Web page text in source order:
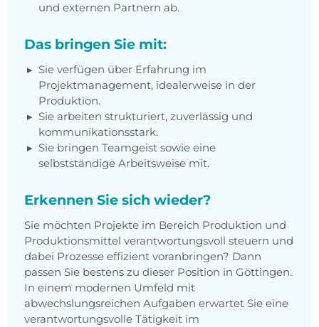
und externen Partnern ab.
Das bringen Sie mit:
Sie verfügen über Erfahrung im
Projektmanagement, idealerweise in der
Produktion.
Sie arbeiten strukturiert, zuverlässig und
kommunikationsstark.
Sie bringen Teamgeist sowie eine
selbstständige Arbeitsweise mit.
Erkennen Sie sich wieder?
Sie möchten Projekte im Bereich Produktion und
Produktionsmittel verantwortungsvoll steuern und
dabei Prozesse effizient voranbringen? Dann
passen Sie bestens zu dieser Position in Göttingen.
In einem modernen Umfeld mit
abwechslungsreichen Aufgaben erwartet Sie eine
verantwortungsvolle Tätigkeit im